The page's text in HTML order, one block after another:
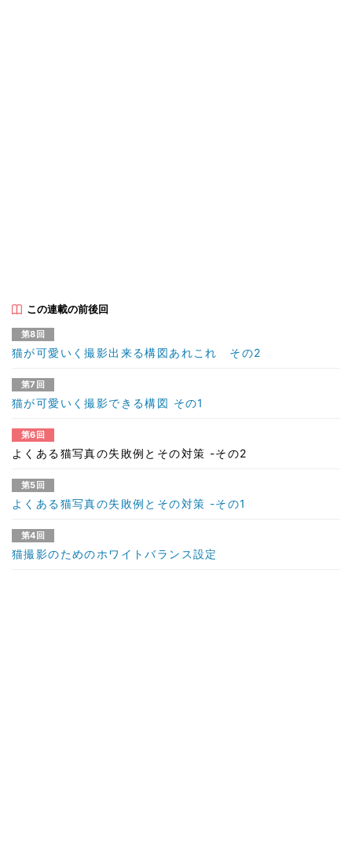
この連載の前後回
第8回
猫が可愛いく撮影出来る構図あれこれ その2
第7回
猫が可愛いく撮影できる構図 その1
第6回
よくある猫写真の失敗例とその対策 -その2
第5回
よくある猫写真の失敗例とその対策 -その1
第4回
猫撮影のためのホワイトバランス設定